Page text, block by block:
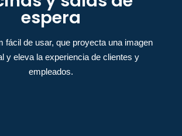
espera
fácil de usar, que proyecta una imagen
y eleva la experiencia de clientes y
empleados.